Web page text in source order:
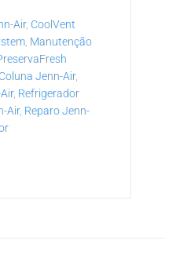
Air, CoolVent
Manutenção
Jenn-Air,
, Refrigerador
Air, Reparo Jenn-